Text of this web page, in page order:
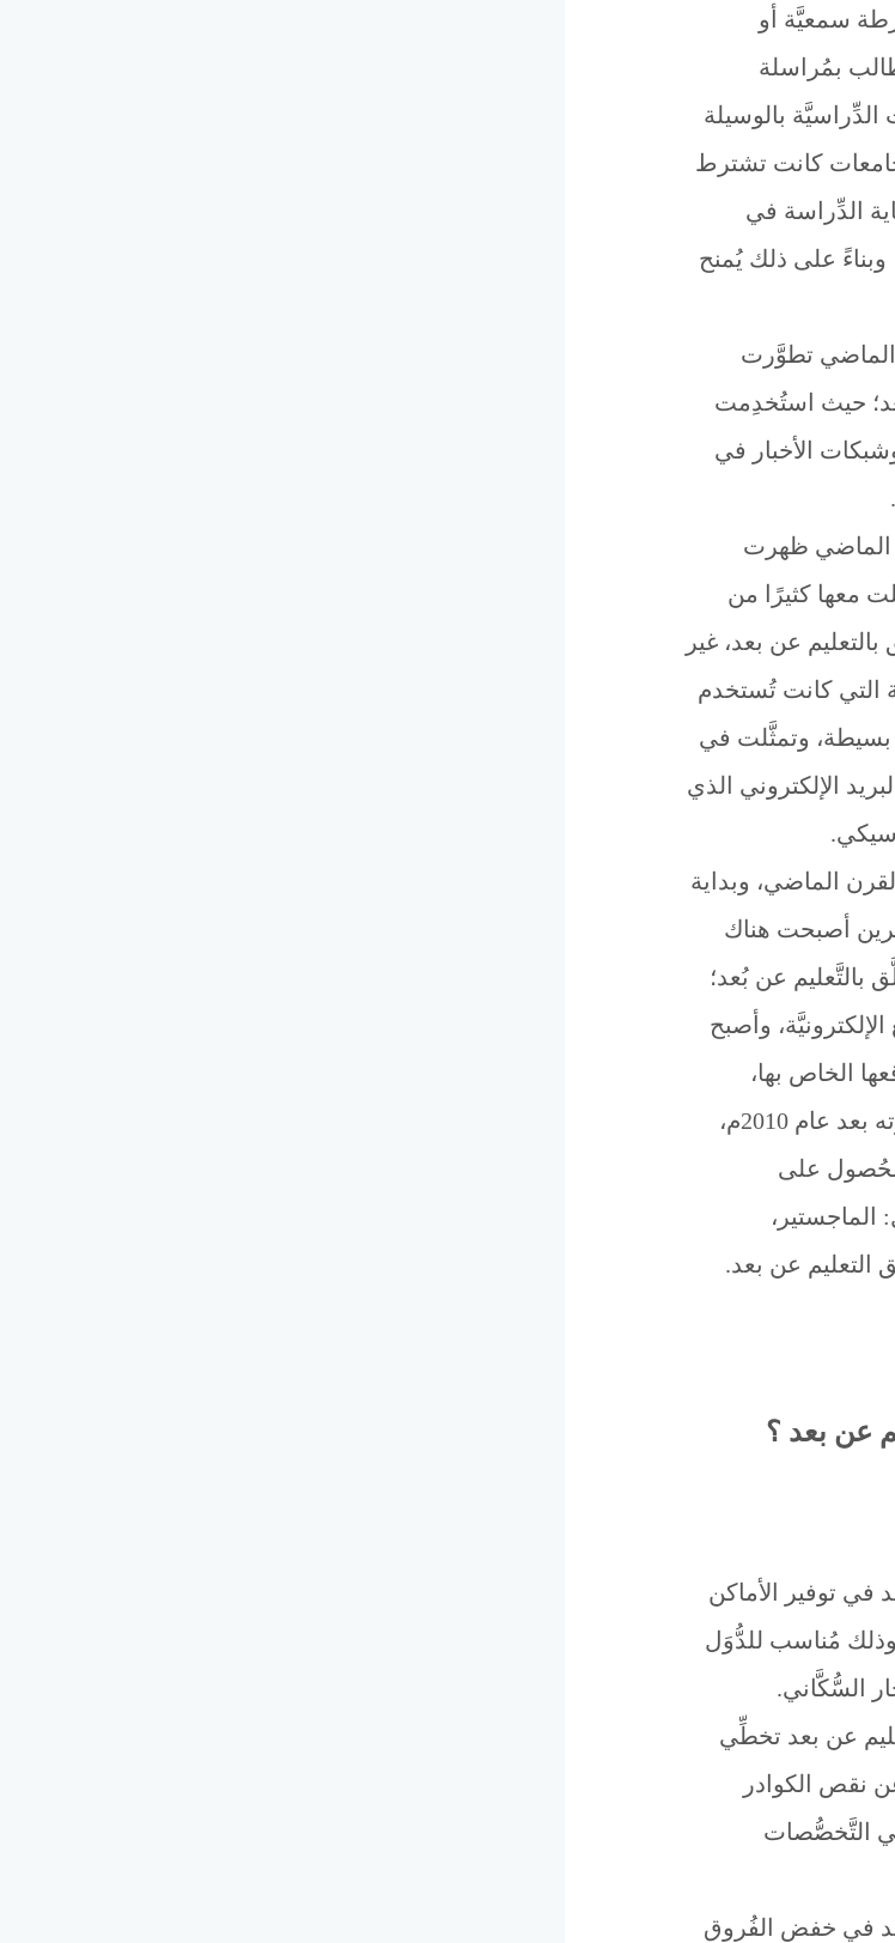
سمعيَّة أو
بمُراسلة
الدِّراسيَّة بالوسيلة
كانت تشترط
الدِّراسة في
وبناءً على ذلك يُمنح
الماضي تطوَّرت
حيث استُخدِمت
وشبكات الأخبار في
الماضي ظهرت
معها كثيرًا من
بالتعليم عن بعد، غير
التي كانت تُستخدم
وتمثَّلت في
الإلكتروني الذي
الماضي، وبداية
أصبحت هناك
بالتَّعليم عن بُعد؛
وأصبح
الخاص بها،
ووصل الأمر إلى ذروته بعد عام 2010م،
على
الماجستير،
التعليم عن بعد.
عن بعد ؟
في توفير الأماكن
وذلك مُناسب للدُّوَل
السُّكَّاني.
عن بعد تخطِّي
نقص الكوادر
التَّخصُّصات
في خفض الفُروق